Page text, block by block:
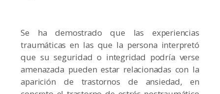
Se ha demostrado que las experiencias
traumáticas en las que la persona interpretó
que su seguridad o integridad podría verse
amenazada pueden estar relacionadas con la
aparición de trastornos de ansiedad, en